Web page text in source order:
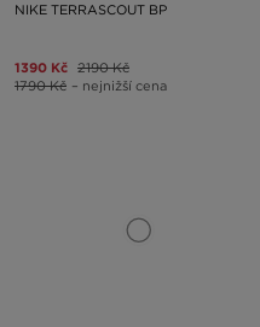
NIKE TERRASCOUT BP
1390 Kč 2190 Kč
1790 Kč – nejnižší cena